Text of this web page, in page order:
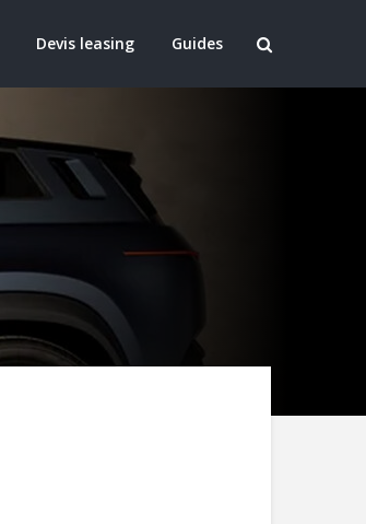
Devis leasing Guides